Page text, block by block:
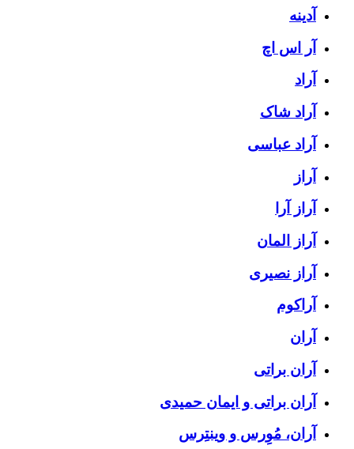
آدینه
آر اس اچ
آراد
آراد شاک
آراد عباسی
آراز
آراز آرا
آراز المان
آراز نصیری
آراکوم
آران
آران براتی
آران براتی و ایمان حمیدی
آران، مُوِرس و وینتِرس